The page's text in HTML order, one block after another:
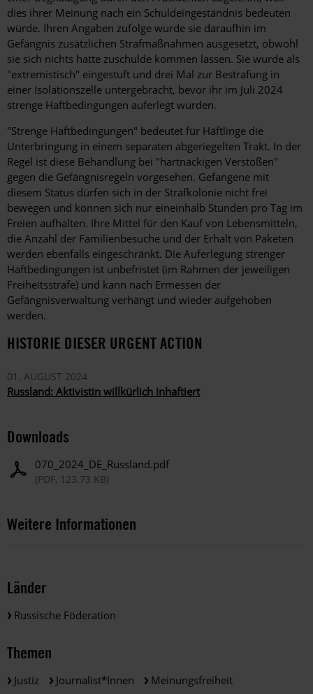
dies ihrer Meinung nach ein Schuldeingeständnis bedeuten
würde. Ihren Angaben zufolge wurde sie daraufhin im
Gefängnis zusätzlichen Strafmaßnahmen ausgesetzt, obwohl
sie sich nichts hatte zuschulde kommen lassen. Sie wurde als
"extremistisch" eingestuft und drei Mal zur Bestrafung in
einer Isolationszelle untergebracht, bevor ihr im Juli 2024
strenge Haftbedingungen auferlegt wurden.
"Strenge Haftbedingungen" bedeutet für Häftlinge die
Unterbringung in einem separaten abgeriegelten Trakt. In der
Regel ist diese Behandlung bei "hartnäckigen Verstößen"
gegen die Gefängnisregeln vorgesehen. Gefangene mit
diesem Status dürfen sich in der Strafkolonie nicht frei
bewegen und können sich nur eineinhalb Stunden pro Tag im
Freien aufhalten. Ihre Mittel für den Kauf von Lebensmitteln,
die Anzahl der Familienbesuche und der Erhalt von Paketen
werden ebenfalls eingeschränkt. Die Auferlegung strenger
Haftbedingungen ist unbefristet (im Rahmen der jeweiligen
Freiheitsstrafe) und kann nach Ermessen der
Gefängnisverwaltung verhängt und wieder aufgehoben
werden.
HISTORIE DIESER URGENT ACTION
01. AUGUST 2024
Russland: Aktivistin willkürlich inhaftiert
Downloads
070_2024_DE_Russland.pdf
(PDF, 123.73 KB)
Weitere Informationen
Länder
Russische Föderation
Themen
Justiz Journalist*innen
Meinungsfreiheit